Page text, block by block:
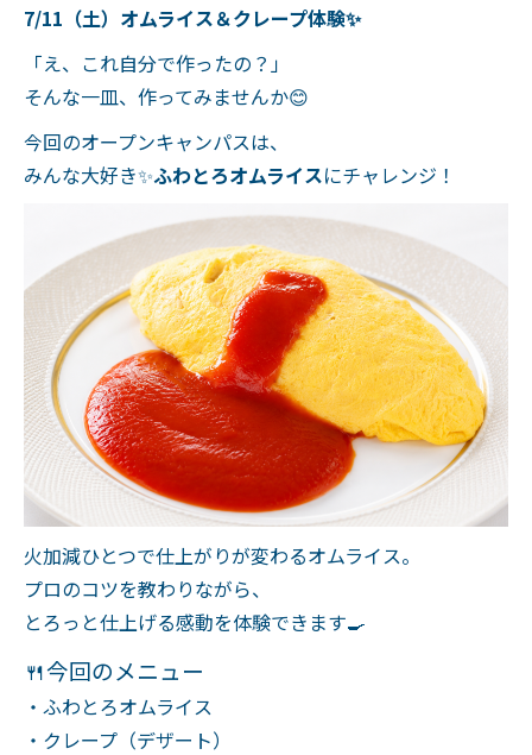
7/11（土）オムライス＆クレープ体験✨
「え、これ自分で作ったの？」
そんな一皿、作ってみませんか😊
今回のオープンキャンパスは、
みんな大好き✨ふわとろオムライスにチャレンジ！
火加減ひとつで仕上がりが変わるオムライス。
プロのコツを教わりながら、
とろっと仕上げる感動を体験できます🍳
🍴今回のメニュー
・ふわとろオムライス
・クレープ（デザート）